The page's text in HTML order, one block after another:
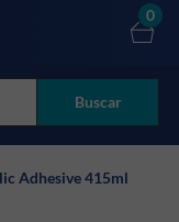
Buscar
0
Adhesive 415ml